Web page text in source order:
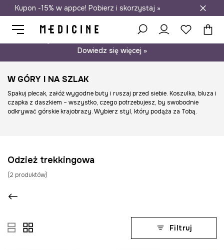
Darmowa dostawa do salonów
Kupon -15% w appce! Pobierz i skorzystaj »
Dowiedz się więcej »
W GÓRY I NA SZLAK
Spakuj plecak, załóż wygodne buty i ruszaj przed siebie. Koszulka, bluza i
czapka z daszkiem – wszystko, czego potrzebujesz, by swobodnie
odkrywać górskie krajobrazy. Wybierz styl, który podąża za Tobą.
Odzież trekkingowa
(2 produktów)
Filtruj